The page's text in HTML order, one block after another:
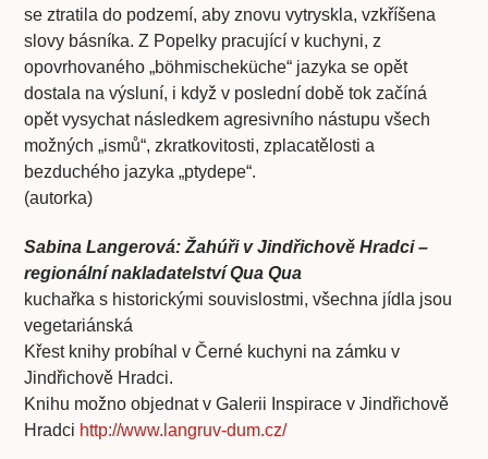
se ztratila do podzemí, aby znovu vytryskla, vzkříšena
slovy básníka. Z Popelky pracující v kuchyni, z
opovrhovaného „böhmischeküche“ jazyka se opět
dostala na výsluní, i když v poslední době tok začíná
opět vysychat následkem agresivního nástupu všech
možných „ismů“, zkratkovitosti, zplacatělosti a
bezduchého jazyka „ptydepe“.
(autorka)
Sabina Langerová: Žahúři v Jindřichově Hradci –
regionální nakladatelství Qua Qua
kuchařka s historickými souvislostmi, všechna jídla jsou
vegetariánská
Křest knihy probíhal v Černé kuchyni na zámku v
Jindřichově Hradci.
Knihu možno objednat v Galerii Inspirace v Jindřichově
Hradci http://www.langruv-dum.cz/